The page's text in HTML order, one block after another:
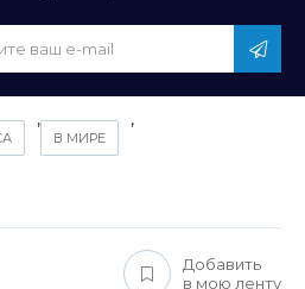
,
В МИРЕ
,
Добавить
в мою ленту